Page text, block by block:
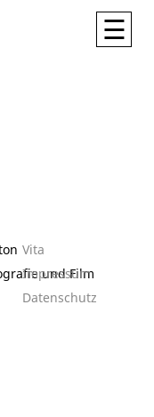
☰
und Film
Vita
Impressum
Datenschutz